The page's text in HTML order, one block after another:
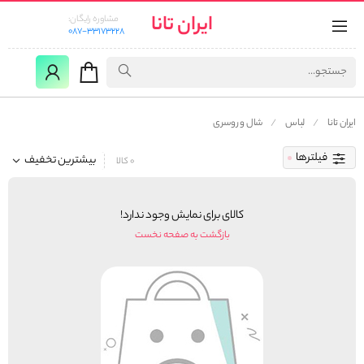
ایران تانا
مشاوره رایگان:
087-33173228
ایران تانا لباس شال و روسری
فیلترها بیشترین تخفیف 0 کالا
کالای برای نمایش وجود ندارد!
بازگشت به صفحه نخست